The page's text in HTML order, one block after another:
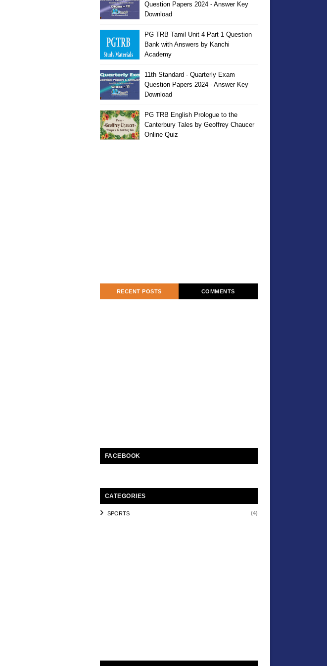
Question Papers 2024 - Answer Key
Download
PG TRB Tamil Unit 4 Part 1 Question
Bank with Answers by Kanchi
Academy
11th Standard - Quarterly Exam
Question Papers 2024 - Answer Key
Download
PG TRB English Prologue to the
Canterbury Tales by Geoffrey Chaucer
Online Quiz
RECENT POSTS COMMENTS
FACEBOOK
CATEGORIES
SPORTS (4)